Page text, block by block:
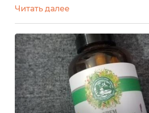
успокаивающему и очищающему
устраняет прыщики, другие
не дает им приживаться на лице.
просто находка для
проблем такого типа кожи,
пор. Прекрасный аромат,
Читать далее